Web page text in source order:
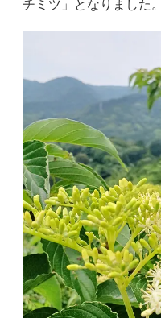
チミツ」となりました。